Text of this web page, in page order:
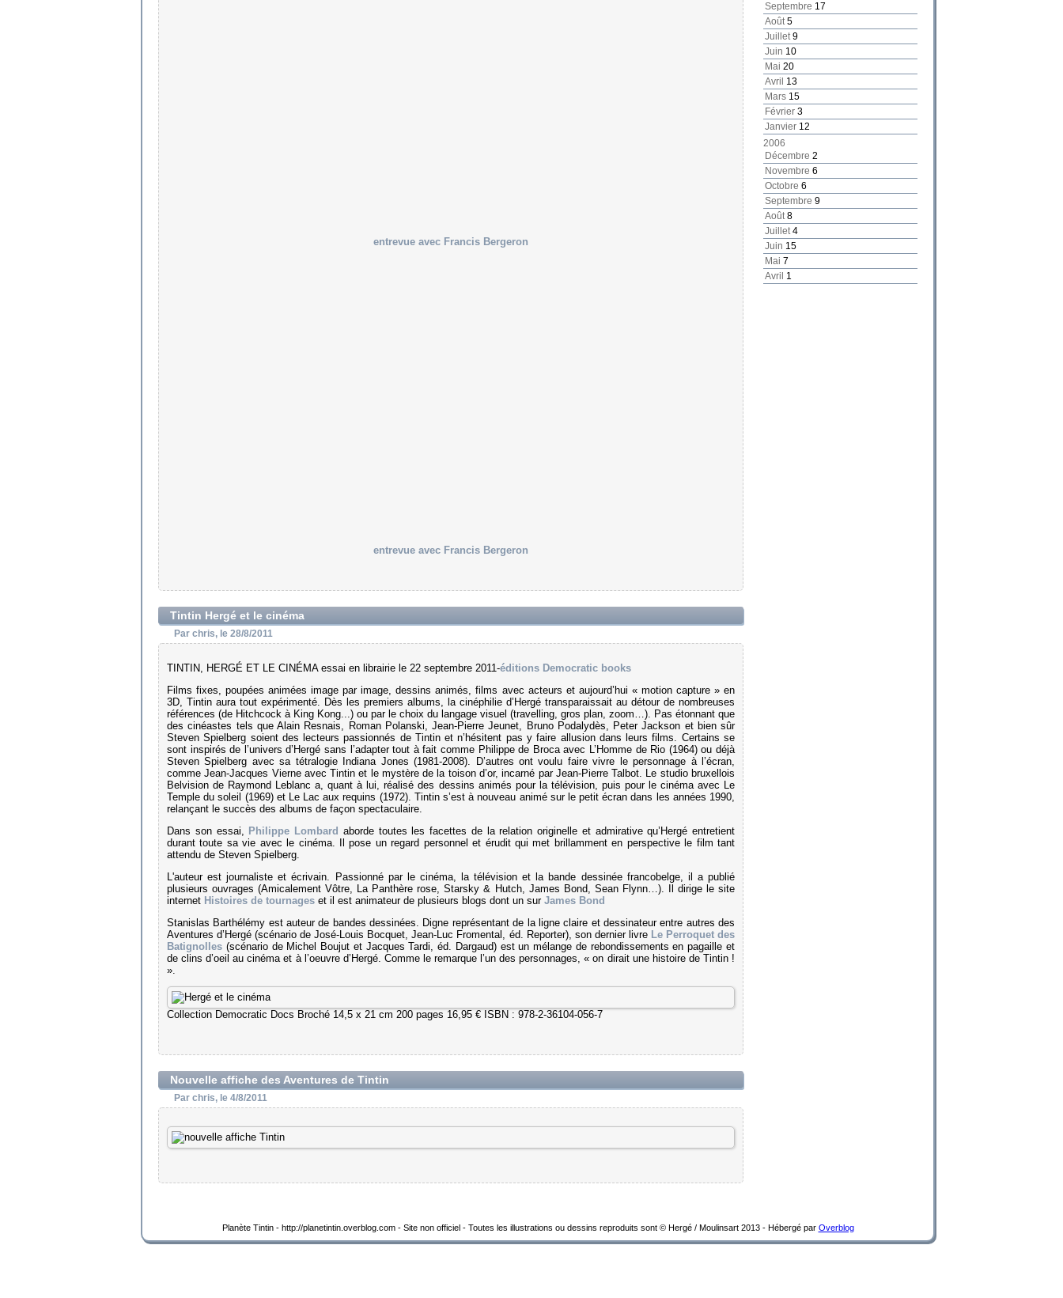
entrevue avec Francis Bergeron
entrevue avec Francis Bergeron
Tintin Hergé et le cinéma
Par chris, le 28/8/2011
TINTIN, HERGÉ ET LE CINÉMA essai en librairie le 22 septembre 2011-éditions Democratic books
Films fixes, poupées animées image par image, dessins animés, films avec acteurs et aujourd’hui « motion capture » en
3D, Tintin aura tout expérimenté. Dès les premiers albums, la cinéphilie d’Hergé transparaissait au détour de nombreuses
références (de Hitchcock à King Kong...) ou par le choix du langage visuel (travelling, gros plan, zoom…). Pas étonnant que
des cinéastes tels que Alain Resnais, Roman Polanski, Jean-Pierre Jeunet, Bruno Podalydès, Peter Jackson et bien sûr
Steven Spielberg soient des lecteurs passionnés de Tintin et n’hésitent pas y faire allusion dans leurs films. Certains se
sont inspirés de l’univers d’Hergé sans l’adapter tout à fait comme Philippe de Broca avec L’Homme de Rio (1964) ou déjà
Steven Spielberg avec sa tétralogie Indiana Jones (1981-2008). D’autres ont voulu faire vivre le personnage à l’écran,
comme Jean-Jacques Vierne avec Tintin et le mystère de la toison d’or, incarné par Jean-Pierre Talbot. Le studio bruxellois
Belvision de Raymond Leblanc a, quant à lui, réalisé des dessins animés pour la télévision, puis pour le cinéma avec Le
Temple du soleil (1969) et Le Lac aux requins (1972). Tintin s’est à nouveau animé sur le petit écran dans les années 1990,
relançant le succès des albums de façon spectaculaire.
Dans son essai, Philippe Lombard aborde toutes les facettes de la relation originelle et admirative qu’Hergé entretient
durant toute sa vie avec le cinéma. Il pose un regard personnel et érudit qui met brillamment en perspective le film tant
attendu de Steven Spielberg.
L'auteur est journaliste et écrivain. Passionné par le cinéma, la télévision et la bande dessinée francobelge, il a publié
plusieurs ouvrages (Amicalement Vôtre, La Panthère rose, Starsky & Hutch, James Bond, Sean Flynn…). Il dirige le site
internet Histoires de tournages et il est animateur de plusieurs blogs dont un sur James Bond
Stanislas Barthélémy est auteur de bandes dessinées. Digne représentant de la ligne claire et dessinateur entre autres des
Aventures d’Hergé (scénario de José-Louis Bocquet, Jean-Luc Fromental, éd. Reporter), son dernier livre Le Perroquet des
Batignolles (scénario de Michel Boujut et Jacques Tardi, éd. Dargaud) est un mélange de rebondissements en pagaille et
de clins d’oeil au cinéma et à l’oeuvre d’Hergé. Comme le remarque l’un des personnages, « on dirait une histoire de Tintin !
».
Collection Democratic Docs Broché 14,5 x 21 cm 200 pages 16,95 € ISBN : 978-2-36104-056-7
Nouvelle affiche des Aventures de Tintin
Par chris, le 4/8/2011
Septembre 17
Août 5
Juillet 9
Juin 10
Mai 20
Avril 13
Mars 15
Février 3
Janvier 12
2006
Décembre 2
Novembre 6
Octobre 6
Septembre 9
Août 8
Juillet 4
Juin 15
Mai 7
Avril 1
Planète Tintin - http://planetintin.overblog.com - Site non officiel - Toutes les illustrations ou dessins reproduits sont © Hergé / Moulinsart 2013 - Hébergé par Overblog